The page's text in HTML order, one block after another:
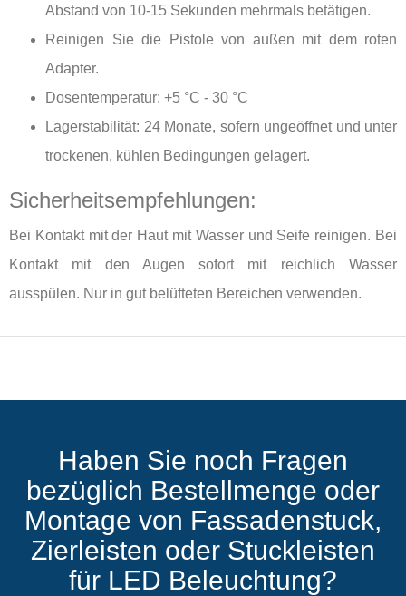
Abstand von 10-15 Sekunden mehrmals betätigen.
Reinigen Sie die Pistole von außen mit dem roten
Adapter.
Dosentemperatur: +5 °C - 30 °C
Lagerstabilität: 24 Monate, sofern ungeöffnet und unter
trockenen, kühlen Bedingungen gelagert.
Sicherheitsempfehlungen:
Bei Kontakt mit der Haut mit Wasser und Seife reinigen. Bei
Kontakt mit den Augen sofort mit reichlich Wasser
ausspülen. Nur in gut belüfteten Bereichen verwenden.
Haben Sie noch Fragen
bezüglich Bestellmenge oder
Montage von Fassadenstuck,
Zierleisten oder Stuckleisten
für LED Beleuchtung?